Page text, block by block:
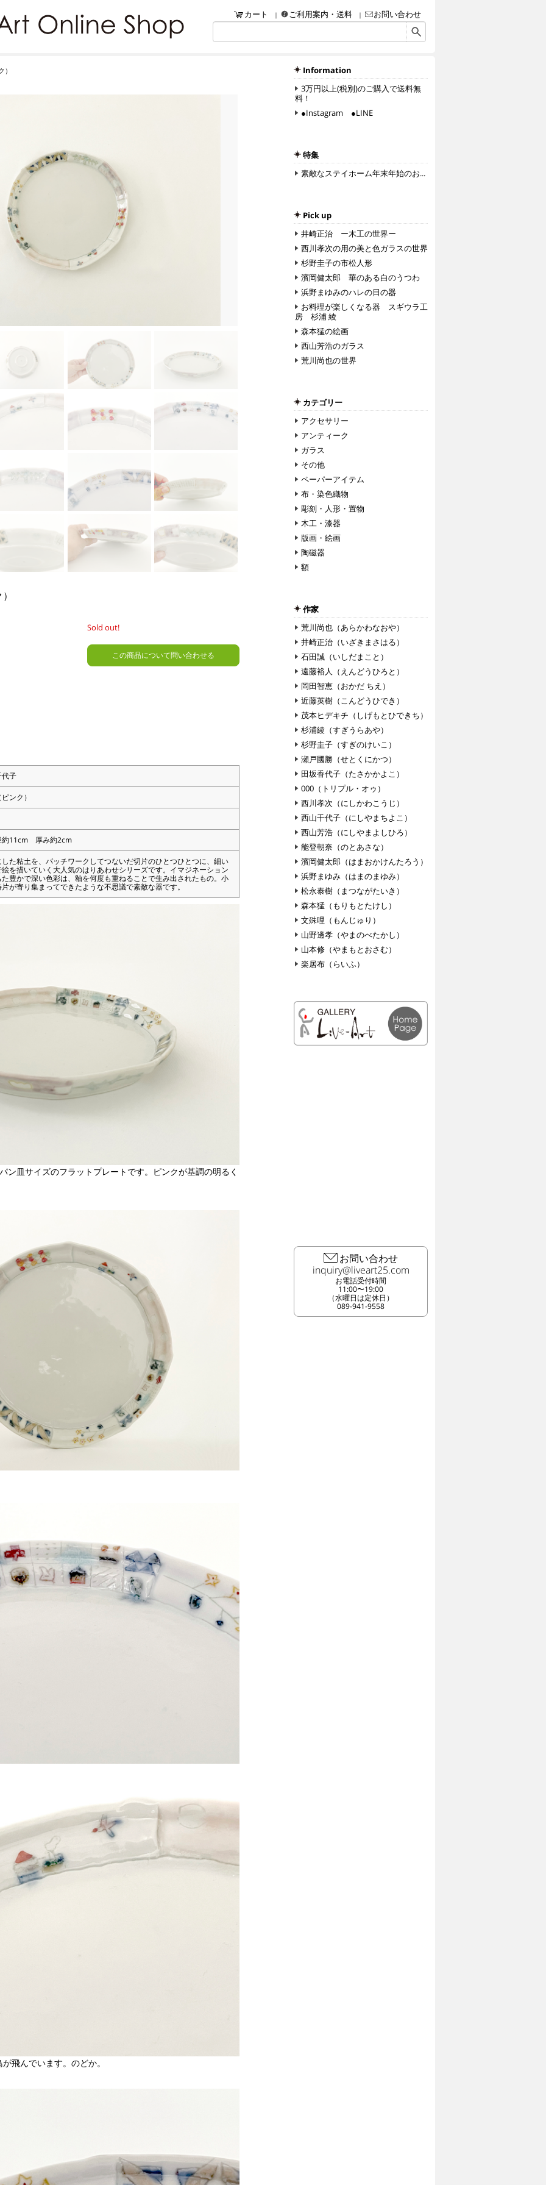
ショップ
リブ・アートでは、絵画・版画・彫刻・工芸品（陶磁器、ガラス、彫金、人形、etc.）・額などなど、アート＆クラ
カート ご利用案内・送料 お問い合わせ
Sold out!
この商品について問い合わせる
代子
ンク）
11cm 厚み約2cm
た粘土を、パッチワークしてつないだ切片のひとつひとつに、細い
を描いていく大人気のはりあわせシリーズです。イマジネーション
豊かで深い色彩は、釉を何度も重ねることで生み出されたもの。小
が寄り集まってできたような不思議で素敵な器です。
ン皿サイズのフラットプレートです。ピンクが基調の明るく
飛んでいます。のどか。
Information
3万円以上(税別)のご購入で送料無
料！
●Instagram ●LINE
特集
素敵なステイホーム年末年始のお...
Pick up
井崎正治 ー木工の世界ー
西川孝次の用の美と色ガラスの世界
杉野圭子の市松人形
濱岡健太郎 華のある白のうつわ
浜野まゆみのハレの日の器
お料理が楽しくなる器 スギウラ工
房 杉浦 綾
森本猛の絵画
西山芳浩のガラス
荒川尚也の世界
カテゴリー
アクセサリー
アンティーク
ガラス
その他
ペーパーアイテム
布・染色織物
彫刻・人形・置物
木工・漆器
版画・絵画
陶磁器
額
作家
荒川尚也（あらかわなおや）
井崎正治（いざきまさはる）
石田誠（いしだまこと）
遠藤裕人（えんどうひろと）
岡田智恵（おかだ ちえ）
近藤英樹（こんどうひでき）
茂本ヒデキチ（しげもとひできち）
杉浦綾（すぎうらあや）
杉野圭子（すぎのけいこ）
瀬戸國勝（せとくにかつ）
田坂香代子（たさかかよこ）
000（トリプル・オゥ）
西川孝次（にしかわこうじ）
西山千代子（にしやまちよこ）
西山芳浩（にしやまよしひろ）
能登朝奈（のとあさな）
濱岡健太郎（はまおかけんたろう）
浜野まゆみ（はまのまゆみ）
松永泰樹（まつながたいき）
森本猛（もりもとたけし）
文殊哩（もんじゅり）
山野邊孝（やまのべたかし）
山本修（やまもとおさむ）
楽居布（らいふ）
お問い合わせ
お電話受付時間
11:00〜19:00
（水曜日は定休日）
089-941-9558